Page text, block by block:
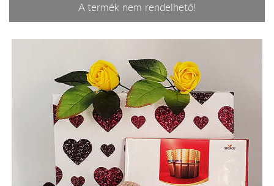
A termék nem rendelhető!